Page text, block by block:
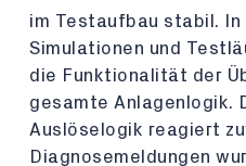
im Testaufbau stabil. In
Simulationen und
die Funktionalität der
gesamte Anlagenlogik.
Auslöselogik reagiert
Diagnosemeldungen